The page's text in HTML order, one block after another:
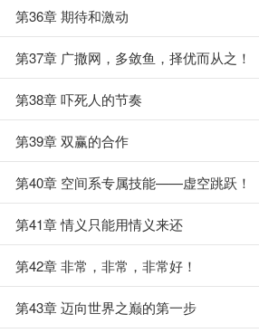
第36章 期待和激动
第37章 广撒网，多敛鱼，择优而从之！
第38章 吓死人的节奏
第39章 双赢的合作
第40章 空间系专属技能——虚空跳跃！
第41章 情义只能用情义来还
第42章 非常，非常，非常好！
第43章 迈向世界之巅的第一步